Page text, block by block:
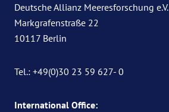
Deutsche Allianz Meeresforschung e.V.
Markgrafenstraße 22
10117 Berlin
Tel.: +49(0)30 23 59 627- 0
International Office: